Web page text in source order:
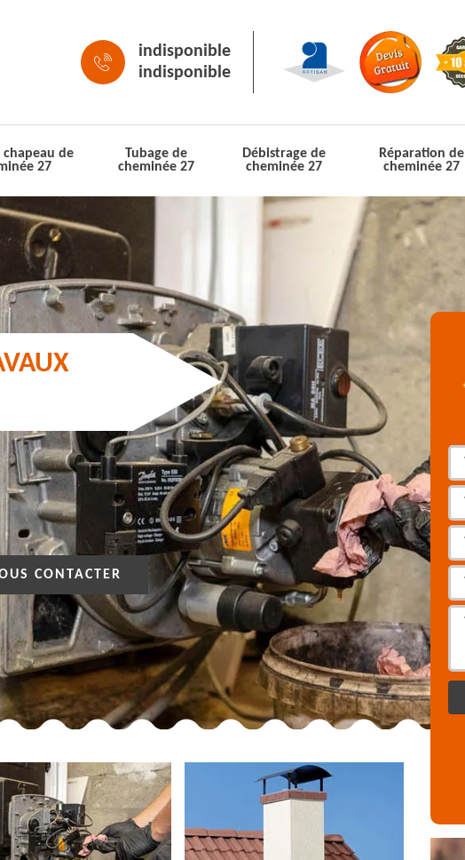
indisponible
indisponible
chapeau de
27
Tubage de
cheminée 27
Débistrage de
cheminée 27
Réparation de
cheminée 27
CONTACTER